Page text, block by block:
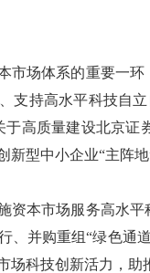
场体系的重要一环
支持高水平科技自
于高质量建设北京
型中小企业“主阵地
本市场服务高水平
、并购重组“绿色通
场科技创新活力，助